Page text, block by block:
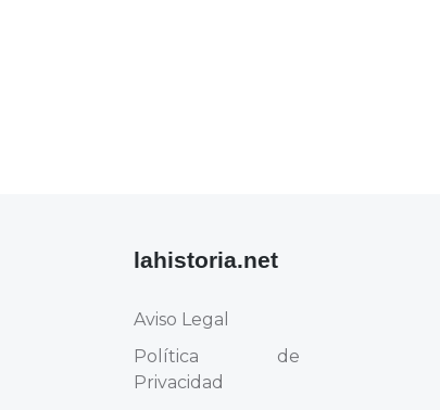
lahistoria.net
Aviso Legal
Política de
Privacidad